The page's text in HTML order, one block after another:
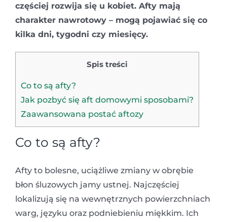
częściej rozwija się u kobiet. Afty mają
charakter nawrotowy – mogą pojawiać się co
kilka dni, tygodni czy miesięcy.
Spis treści
Co to są afty?
Jak pozbyć się aft domowymi sposobami?
Zaawansowana postać aftozy
Co to są afty?
Afty to bolesne, uciążliwe zmiany w obrębie
błon śluzowych jamy ustnej. Najczęściej
lokalizują się na wewnętrznych powierzchniach
warg, języku oraz podniebieniu miękkim. Ich